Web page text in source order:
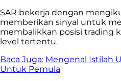
SAR bekerja dengan
memberikan sinyal untuk
membalikkan posisi trading
level tertentu.
Baca Juga: Mengenal Istilah
Untuk Pemula